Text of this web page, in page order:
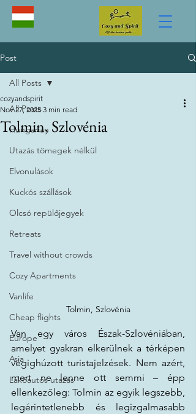
Post
All Posts
Hungarian
Utazás tömegek nélkül
Elvonulások
Kuckós szállások
Olcsó repülőjegyek
Retreats
Travel without crowds
Cozy Apartments
Vanlife
Cheap flights
Europe
Asia
Lakóautós utazás
All Posts
Tolmin, Szlovénia
cozyandspirit
Nov 27, 2025 3 min read
Tolmin, Szlovénia
Van egy város Észak-Szlovéniában,
amelyet gyakran elkerülnek a térképen
végighúzott turistajelzések. Nem azért,
mert ne lenne ott semmi – épp
ellenkezőleg: Tolmin az egyik legszebb,
legérintetlenebb és legizgalmasabb